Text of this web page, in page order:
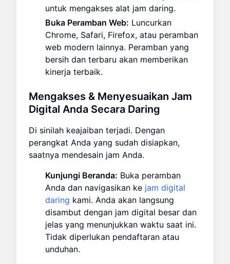
untuk mengakses alat jam daring.
Buka Peramban Web: Luncurkan
Chrome, Safari, Firefox, atau peramban
web modern lainnya. Peramban yang
bersih dan terbaru akan memberikan
kinerja terbaik.
Mengakses & Menyesuaikan Jam
Digital Anda Secara Daring
Di sinilah keajaiban terjadi. Dengan
perangkat Anda yang sudah disiapkan,
saatnya mendesain jam Anda.
Kunjungi Beranda: Buka peramban
Anda dan navigasikan ke jam digital
daring kami. Anda akan langsung
disambut dengan jam digital besar dan
jelas yang menunjukkan waktu saat ini.
Tidak diperlukan pendaftaran atau
unduhan.